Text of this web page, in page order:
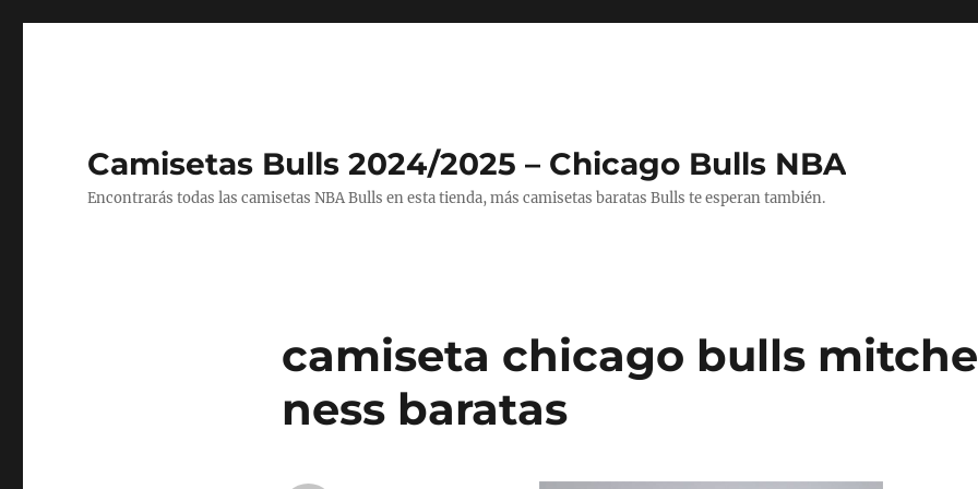
Camisetas Bulls 2024/2025 – Chicago Bulls NBA
Encontrarás todas las camisetas NBA Bulls en esta tienda, más camisetas baratas Bulls te esperan también.
camiseta chicago bulls
ness baratas